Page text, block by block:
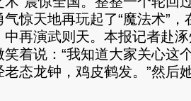
气惊天地再玩起了“魔法术”
中再演武则天。本报记者赴
笑着说：“我知道大家关心这
态龙钟，鸡皮鹤发。 ”然后